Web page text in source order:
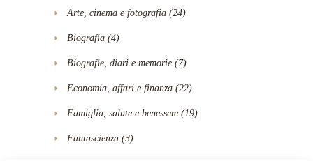
Arte, cinema e fotografia (24)
Biografia (4)
Biografie, diari e memorie (7)
Economia, affari e finanza (22)
Famiglia, salute e benessere (19)
Fantascienza (3)